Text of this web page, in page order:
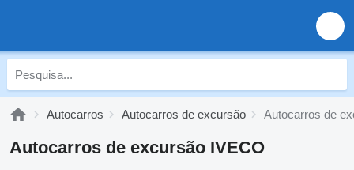
Autocarros Autocarros de excursão Autocarros de
Autocarros de excursão IVECO